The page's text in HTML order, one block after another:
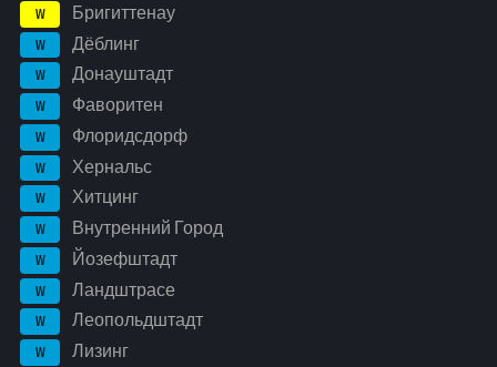
W Бригиттенау
W Дёблинг
W Донауштадт
W Фаворитен
W Флоридсдорф
W Хернальс
W Хитцинг
W Внутренний Город
W Йозефштадт
W Ландштрасе
W Леопольдштадт
W Лизинг